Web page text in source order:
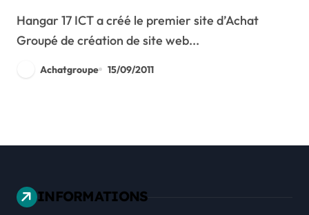
Hangar 17 ICT a créé le premier site d’Achat
Groupé de création de site web...
Achatgroupe 15/09/2011
INFORMATIONS